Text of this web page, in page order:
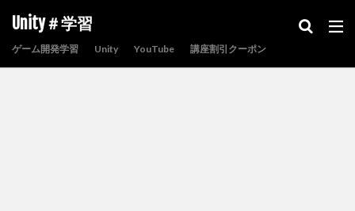
Unity＃学習
ゲーム開発学習 Unity YouTube 講座割引クーポン